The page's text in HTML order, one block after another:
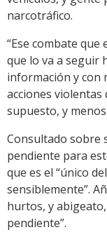
narcotráfico.
“Ese combate
que lo va a seguir
información y con
acciones
supuesto, y
Consultado sobre
pendiente para
que es el “único
sensiblemente”.
hurtos, y
pendiente”.